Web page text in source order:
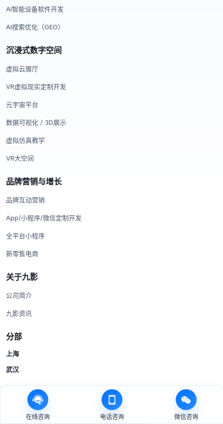
在线咨询 电话咨询 微信咨询
AI智能设备软件开发
AI搜索优化（GEO）
沉浸式数字空间
虚拟云展厅
VR虚拟现实定制开发
元宇宙平台
数据可视化 / 3D展示
虚拟仿真教学
VR大空间
品牌营销与增长
品牌互动营销
App/小程序/微信定制开发
全平台小程序
新零售电商
关于九影
公司简介
九影资讯
分部
上海
武汉
© 2014-2026 上海九影网络科技有限公司 · 9shadow.com
沪ICP备14007980号-1
沪公网安备 31011502012998号